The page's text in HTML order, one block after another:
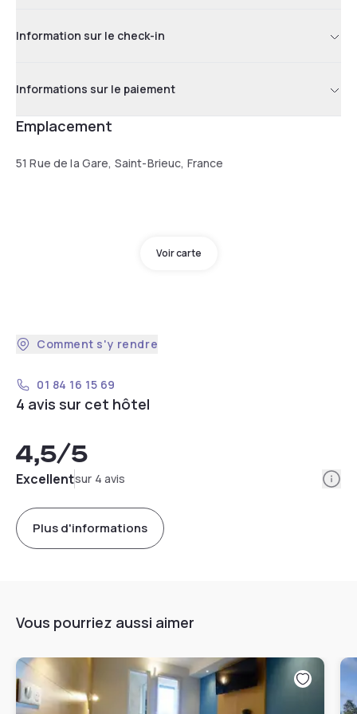
Information sur le check-in
Informations sur le paiement
Emplacement
51 Rue de la Gare, Saint-Brieuc, France
Voir carte
Comment s'y rendre
01 84 16 15 69
4 avis sur cet hôtel
4,5/5
Excellentsur 4 avis
Plus d'informations
Vous pourriez aussi aimer